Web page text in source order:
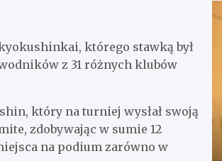
którego stawką był
z 31 różnych klubów
który na turniej wysłał swoją
zdobywając w sumie 12
na podium zarówno w